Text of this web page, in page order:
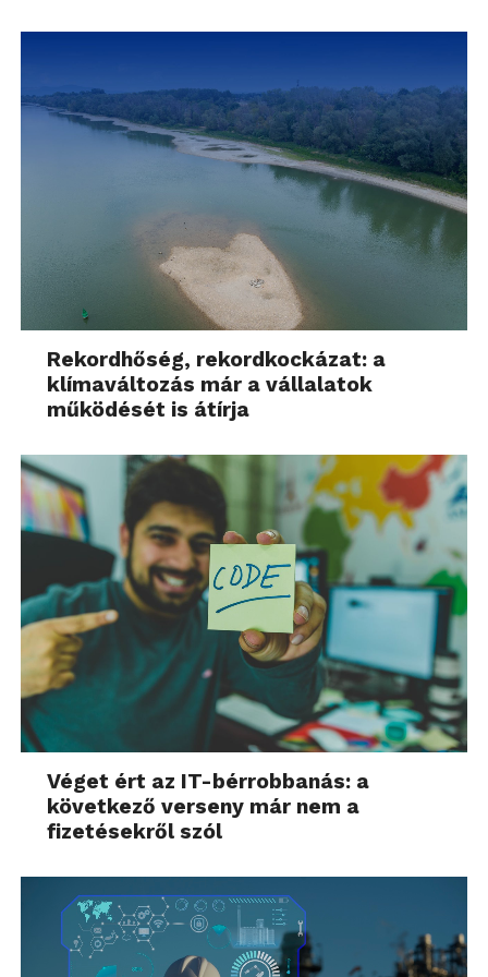
Rekordhőség, rekordkockázat: a
klímaváltozás már a vállalatok
működését is átírja
Véget ért az IT-bérrobbanás: a
következő verseny már nem a
fizetésekről szól